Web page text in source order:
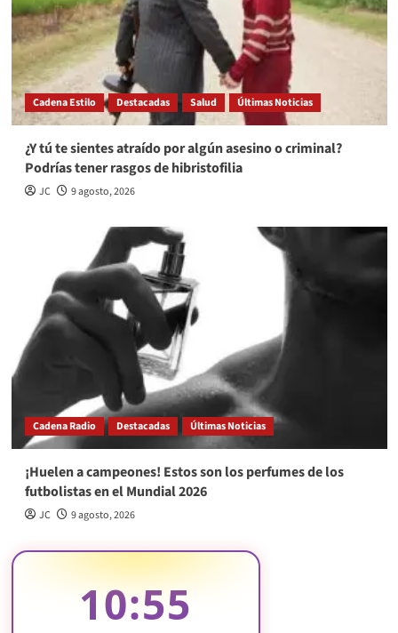
Cadena Estilo Destacadas Salud Últimas Noticias
¿Y tú te sientes atraído por algún asesino o criminal?
Podrías tener rasgos de hibristofilia
JC 9 agosto, 2026
Cadena Radio Destacadas Últimas Noticias
¡Huelen a campeones! Estos son los perfumes de los
futbolistas en el Mundial 2026
JC 9 agosto, 2026
10:55